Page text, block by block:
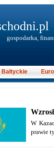
W
prawie
gospodarka,
Bałtyckie